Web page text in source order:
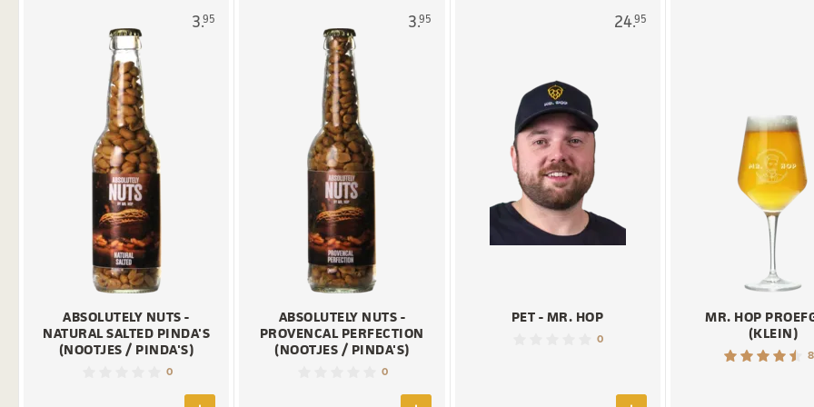
3.95
ABSOLUTELY NUTS -
NATURAL SALTED PINDA'S
(NOOTJES / PINDA'S)
0
3.95
ABSOLUTELY NUTS -
PROVENCAL PERFECTION
(NOOTJES / PINDA'S)
0
24.95
PET - MR. HOP
0
MR. HOP
(KLEIN)